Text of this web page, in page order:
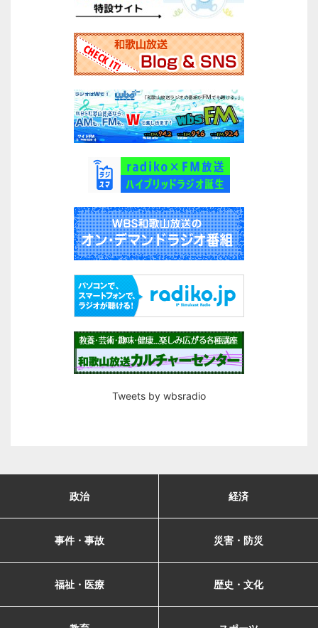
Tweets by wbsradio
政治 経済
事件・事故 災害・防災
福祉・医療 歴史・文化